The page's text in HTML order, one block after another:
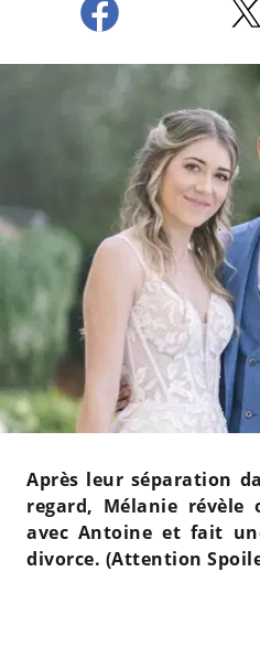
Après leur séparation
regard, Mélanie
avec Antoine et fait
divorce. (Attention